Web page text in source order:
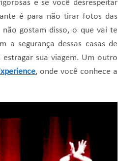
e se você desrespeitar
é para não tirar fotos das
gostam disso, o que vai te
a segurança dessas casas de
sua viagem. Um outro
, onde você conhece a